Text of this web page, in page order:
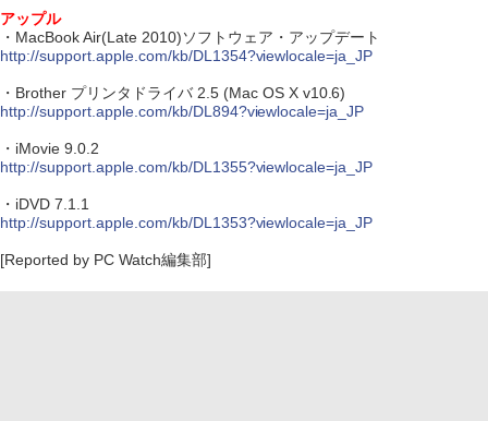
アップル
・MacBook Air(Late 2010)ソフトウェア・アップデート
http://support.apple.com/kb/DL1354?viewlocale=ja_JP
・Brother プリンタドライバ 2.5 (Mac OS X v10.6)
http://support.apple.com/kb/DL894?viewlocale=ja_JP
・iMovie 9.0.2
http://support.apple.com/kb/DL1355?viewlocale=ja_JP
・iDVD 7.1.1
http://support.apple.com/kb/DL1353?viewlocale=ja_JP
[Reported by PC Watch編集部]